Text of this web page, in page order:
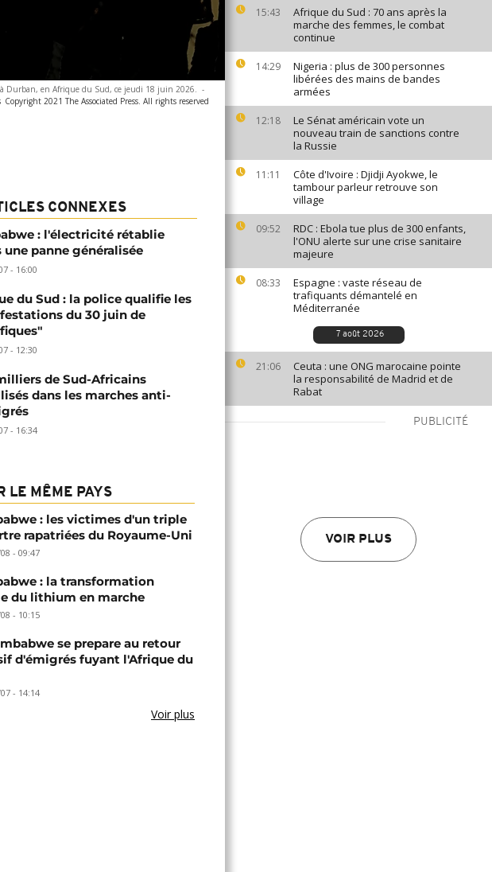
15:43
Afrique du Sud : 70 ans après la
marche des femmes, le combat
continue
14:29
Nigeria : plus de 300 personnes
libérées des mains de bandes
armées
12:18
Le Sénat américain vote un
nouveau train de sanctions contre
la Russie
11:11
Côte d'Ivoire : Djidji Ayokwe, le
tambour parleur retrouve son
village
09:52
RDC : Ebola tue plus de 300 enfants,
l'ONU alerte sur une crise sanitaire
majeure
08:33
Espagne : vaste réseau de
trafiquants démantelé en
Méditerranée
7 août 2026
21:06
Ceuta : une ONG marocaine pointe
la responsabilité de Madrid et de
Rabat
PUBLICITÉ
VOIR PLUS
Durban, en Afrique du Sud, ce jeudi 18 juin 2026. -
Copyright 2021 The Associated Press. All rights reserved
CONNEXES
: l'électricité rétablie
une panne généralisée
- 16:00
du Sud : la police qualifie les
du 30 juin de
- 12:30
de Sud-Africains
dans les marches anti-
- 16:34
LE MÊME PAYS
: les victimes d'un triple
rapatriées du Royaume-Uni
- 09:47
: la transformation
du lithium en marche
- 10:15
se prepare au retour
d'émigrés fuyant l'Afrique du
- 14:14
Voir plus